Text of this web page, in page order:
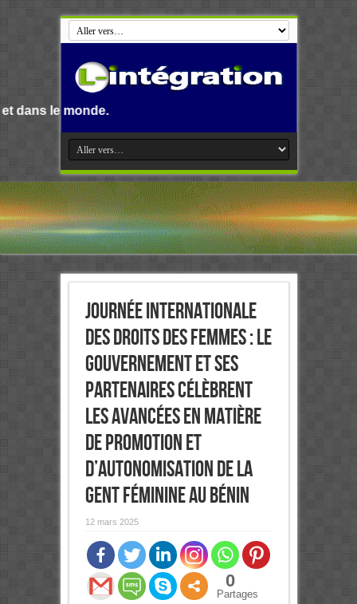
Journée Internationale
des Droits des Femmes : Le
Gouvernement et ses
partenaires célèbrent
les avancées en matière
de promotion et
d’autonomisation de la
gent féminine au Bénin
12 mars 2025
0
Partages